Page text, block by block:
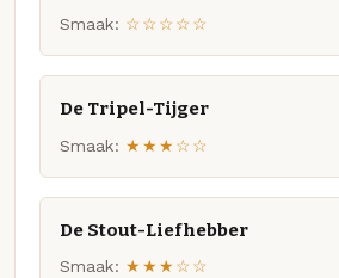
Smaak: ☆☆☆☆☆
De Tripel-Tijger
Smaak: ★★★☆☆
De Stout-Liefhebber
Smaak: ★★★☆☆